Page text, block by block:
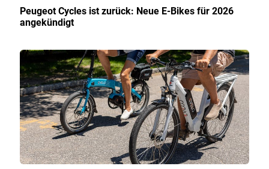
Peugeot Cycles ist zurück: Neue E-Bikes für 2026
angekündigt